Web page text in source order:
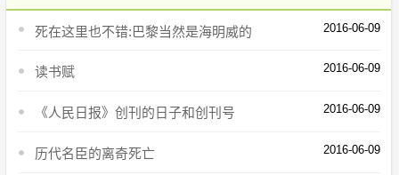
死在这里也不错:巴黎当然是海明威的 2016-06-09
读书赋 2016-06-09
《人民日报》创刊的日子和创刊号 2016-06-09
历代名臣的离奇死亡 2016-06-09